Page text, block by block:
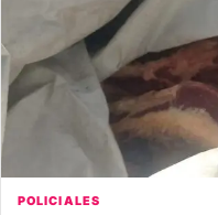
POLICIALES